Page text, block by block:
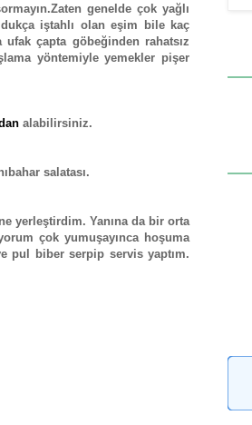
genelde çok yağlı
iştahlı olan eşim bile kaç
çapta göbeğinden rahatsız
yöntemiyle yemekler pişer
alabilirsiniz.
salatası.
yerleştirdim. Yanına da bir orta
çok yumuşayınca hoşuma
pul biber serpip servis yaptım.